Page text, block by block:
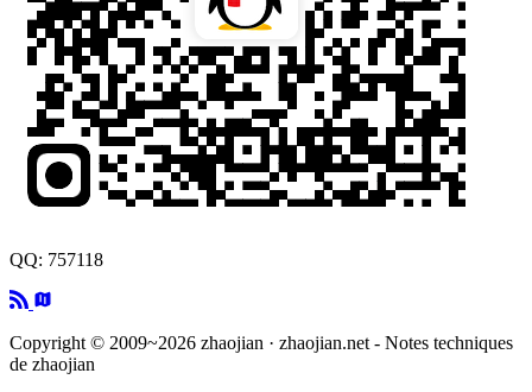
QQ: 757118
Copyright © 2009~2026 zhaojian · zhaojian.net - Notes techniques
de zhaojian